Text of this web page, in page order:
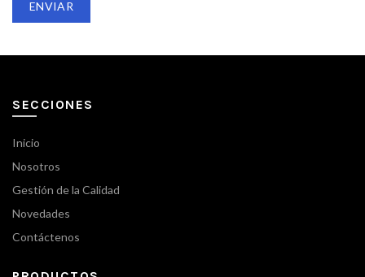
SECCIONES
Inicio
Nosotros
Gestión de la Calidad
Novedades
Contáctenos